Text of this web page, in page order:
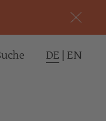
DE EN